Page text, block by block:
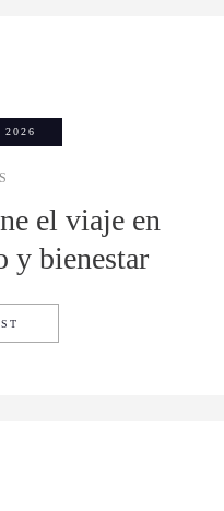
2026
el viaje en
y bienestar